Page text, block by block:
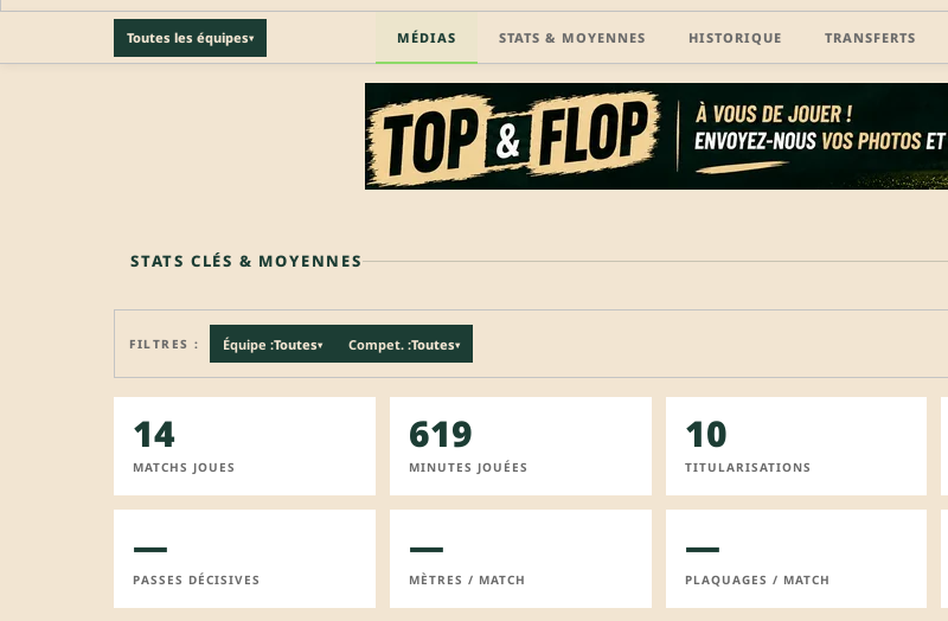
MÉDIAS STATS & MOYENNES HISTORIQUE TRANSFERTS
Toutes les équipes▾
Profil pro · Réservé aux clubs
STATS CLÉS & MOYENNES
FILTRES : Équipe :Toutes▾ Compet. :Toutes▾
14
MATCHS JOUES
619
MINUTES JOUÉES
10
TITULARISATIONS
—
PASSES DÉCISIVES
—
MÈTRES / MATCH
—
PLAQUAGES / MATCH